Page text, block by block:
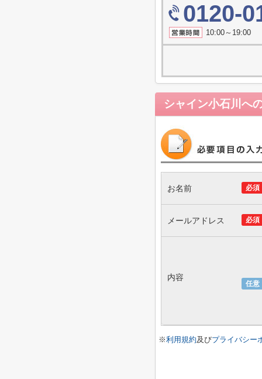
0120-
10:00～19:00
シャイン小石川 へ
必須
お名前
必須
メールアドレス
任意
内容
※利用規約及びプライバシー